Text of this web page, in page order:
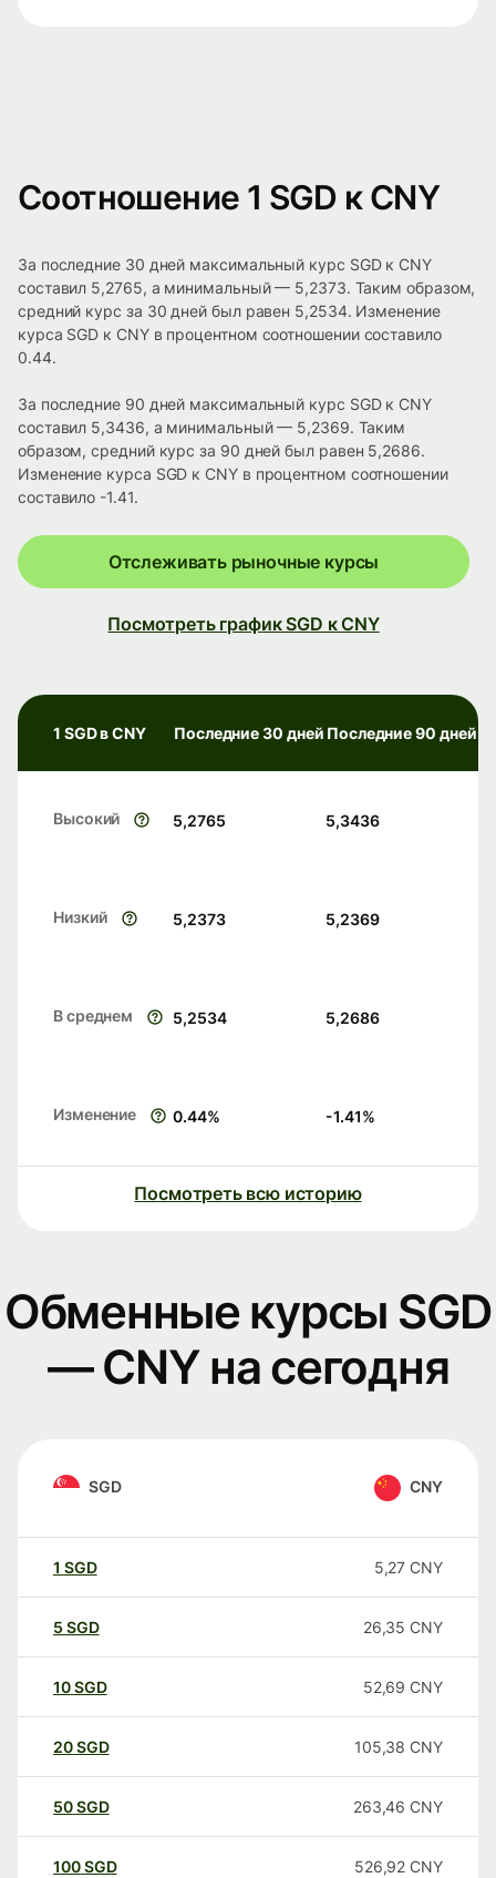
Соотношение 1 SGD к CNY
За последние 30 дней максимальный курс SGD к CNY
составил 5,2765, а минимальный — 5,2373. Таким образом,
средний курс за 30 дней был равен 5,2534. Изменение
курса SGD к CNY в процентном соотношении составило
0.44.
За последние 90 дней максимальный курс SGD к CNY
составил 5,3436, а минимальный — 5,2369. Таким
образом, средний курс за 90 дней был равен 5,2686.
Изменение курса SGD к CNY в процентном соотношении
составило -1.41.
Отслеживать рыночные курсы
Посмотреть график SGD к CNY
1 SGD в CNY Последние 30 дней Последние 90 дней
Высокий 5,2765 5,3436
Низкий 5,2373 5,2369
В среднем 5,2534 5,2686
Изменение 0.44% -1.41%
Посмотреть всю историю
Обменные курсы SGD
— CNY на сегодня
SGD CNY
1 SGD 5,27 CNY
5 SGD 26,35 CNY
10SGD 52,69 CNY
20SGD 105,38 CNY
50SGD 263,46 CNY
100SGD 526,92 CNY